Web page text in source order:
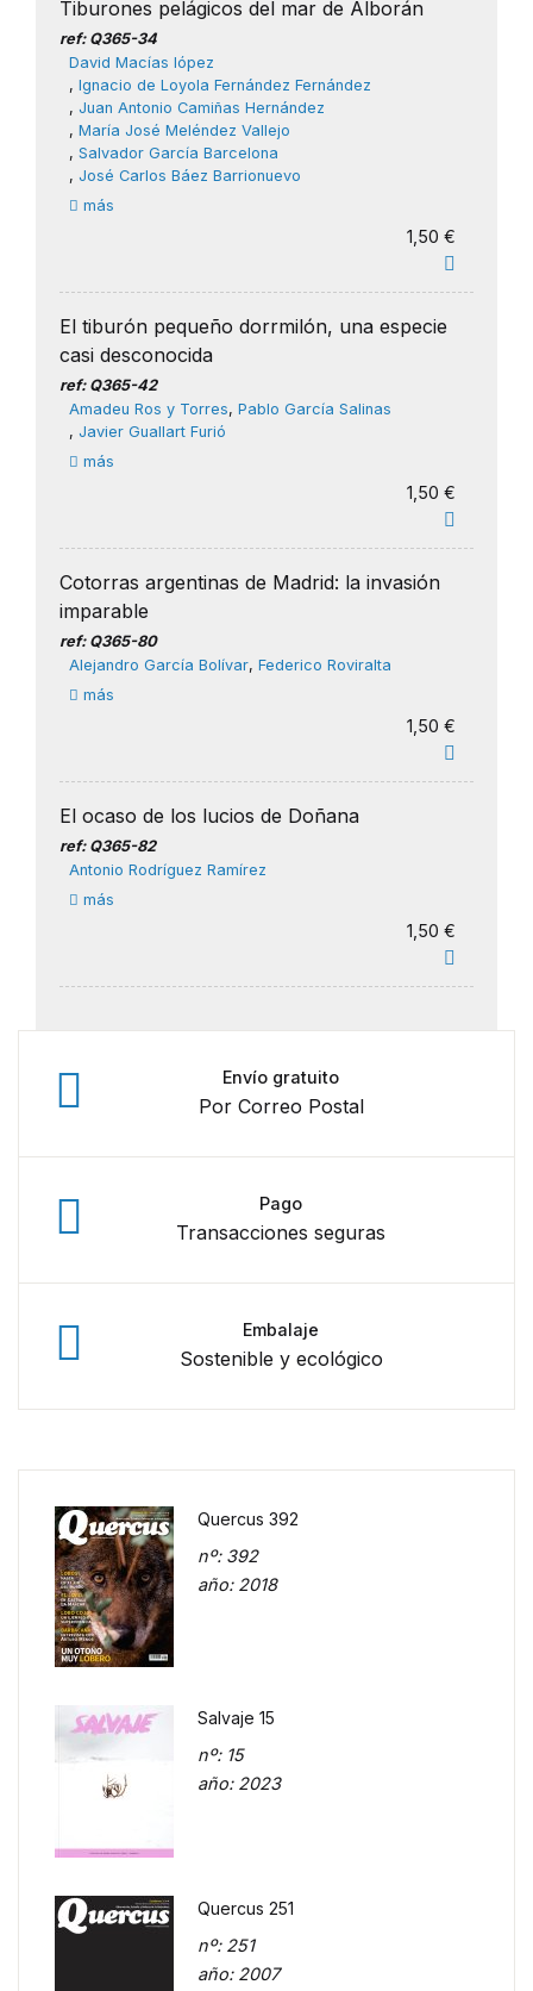
Tiburones pelágicos del mar de Alborán
ref: Q365-34
David Macías lópez
, Ignacio de Loyola Fernández Fernández
, Juan Antonio Camiñas Hernández
, María José Meléndez Vallejo
, Salvador García Barcelona
, José Carlos Báez Barrionuevo
más
1,50 €
El tiburón pequeño dorrmilón, una especie
casi desconocida
ref: Q365-42
Amadeu Ros y Torres, Pablo García Salinas
, Javier Guallart Furió
más
1,50 €
Cotorras argentinas de Madrid: la invasión
imparable
ref: Q365-80
Alejandro García Bolívar, Federico Roviralta
más
1,50 €
El ocaso de los lucios de Doñana
ref: Q365-82
Antonio Rodríguez Ramírez
más
1,50 €
Envío gratuito
Por Correo Postal
Pago
Transacciones seguras
Embalaje
Sostenible y ecológico
Quercus 392
nº: 392
año: 2018
Salvaje 15
nº: 15
año: 2023
Quercus 251
nº: 251
año: 2007